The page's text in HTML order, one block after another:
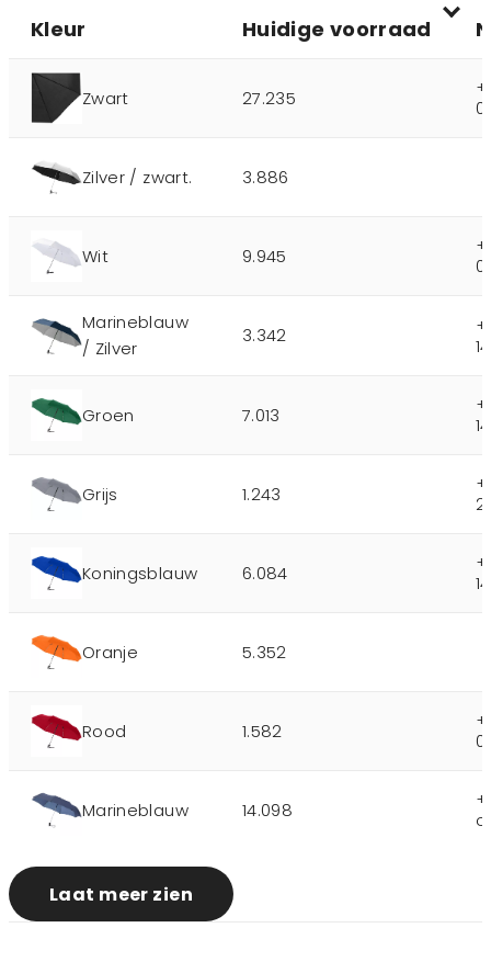
Kleur Huidige voorraad
Zwart 27.235
Zilver / zwart. 3.886
Wit 9.945
Marineblauw
/ Zilver
3.342
Groen 7.013
Grijs 1.243
Koningsblauw 6.084
Oranje 5.352
Rood 1.582
Marineblauw 14.098
Laat meer zien